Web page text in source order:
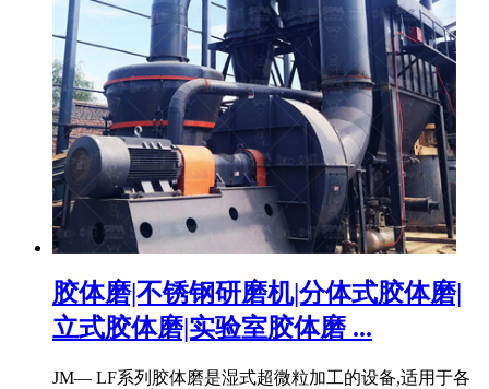
胶体磨|不锈钢研磨机|分体式胶体磨|
立式胶体磨|实验室胶体磨 ...
JM— LF系列胶体磨是湿式超微粒加工的设备,适用于各